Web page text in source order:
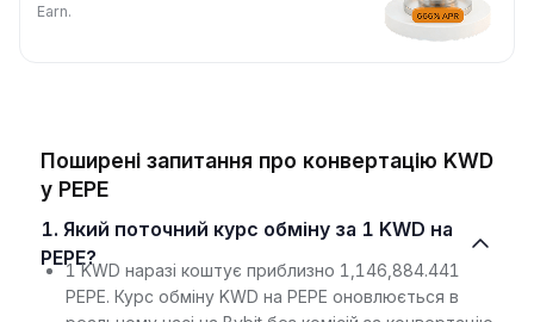
Earn.
Поширені запитання про конвертацію KWD
у PEPE
1. Який поточний курс обміну за 1 KWD на
PEPE?
1 KWD наразі коштує приблизно 1,146,884.441
PEPE. Курс обміну KWD на PEPE оновлюється в